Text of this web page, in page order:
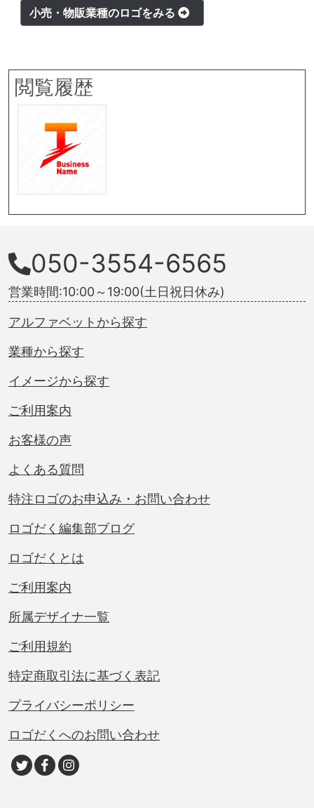
小売・物販業種のロゴをみる
閲覧履歴
050-3554-6565
営業時間:10:00～19:00(土日祝日休み)
アルファベットから探す
業種から探す
イメージから探す
ご利用案内
お客様の声
よくある質問
特注ロゴのお申込み・お問い合わせ
ロゴだく編集部ブログ
ロゴだくとは
ご利用案内
所属デザイナ一覧
ご利用規約
特定商取引法に基づく表記
プライバシーポリシー
ロゴだくへのお問い合わせ